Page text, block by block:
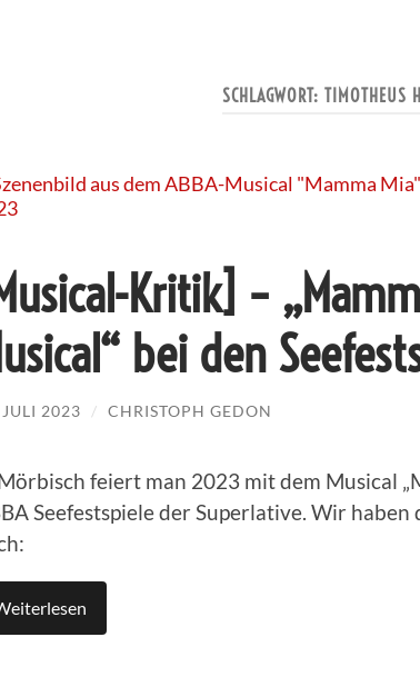
SCHLAGWORT: TIMOTHEUS
Kritik] –
bei den
2023 / CHRISTOPH GEDON
feiert man 2023 mit dem Musical
Seefestspiele der Superlative. Wir